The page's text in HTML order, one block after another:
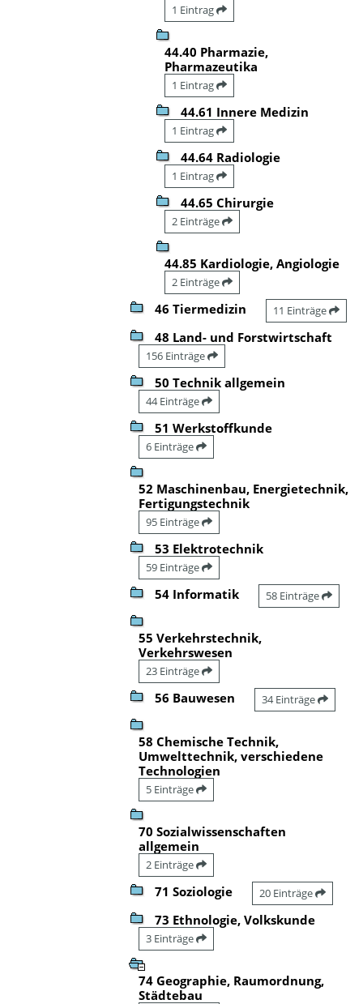
1 Eintrag
44.40 Pharmazie,
Pharmazeutika
1 Eintrag
44.61 Innere Medizin
1 Eintrag
44.64 Radiologie
1 Eintrag
44.65 Chirurgie
2 Einträge
44.85 Kardiologie, Angiologie
2 Einträge
46 Tiermedizin 11 Einträge
48 Land- und Forstwirtschaft
156 Einträge
50 Technik allgemein
44 Einträge
51 Werkstoffkunde
6 Einträge
52 Maschinenbau, Energietechnik,
Fertigungstechnik
95 Einträge
53 Elektrotechnik
59 Einträge
54 Informatik 58 Einträge
55 Verkehrstechnik,
Verkehrswesen
23 Einträge
56 Bauwesen 34 Einträge
58 Chemische Technik,
Umwelttechnik, verschiedene
Technologien
5 Einträge
70 Sozialwissenschaften
allgemein
2 Einträge
71 Soziologie 20 Einträge
73 Ethnologie, Volkskunde
3 Einträge
74 Geographie, Raumordnung,
Städtebau